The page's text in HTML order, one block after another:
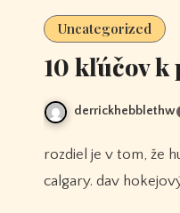
Uncategorized
10 kľúčov k
derrickhebblethw
rozdiel je v tom, že hurikány majú dosť mobilnú obranu, ktorá môže pomôcť posúvať puk proti stagnujúcemu tímu
calgary. dav